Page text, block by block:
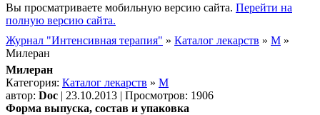
Вы просматриваете мобильную версию сайта. Перейти на
полную версию сайта.
Журнал "Интенсивная терапия" » Каталог лекарств » М »
Милеран
Милеран
Категория: Каталог лекарств » М
автор: Doc | 23.10.2013 | Просмотров: 1906
Форма выпуска, состав и упаковка